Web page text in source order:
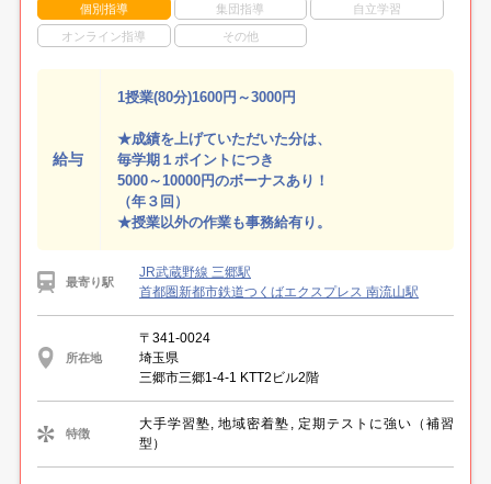
個別指導 集団指導 自立学習
オンライン指導 その他
給与
1授業(80分)1600円～3000円
★成績を上げていただいた分は、
毎学期１ポイントにつき
5000～10000円のボーナスあり！
（年３回）
★授業以外の作業も事務給有り。
最寄り駅
JR武蔵野線 三郷駅
首都圏新都市鉄道つくばエクスプレス 南流山駅
所在地
〒341-0024
埼玉県
三郷市三郷1-4-1 KTT2ビル2階
特徴
大手学習塾, 地域密着塾, 定期テストに強い（補習
型）